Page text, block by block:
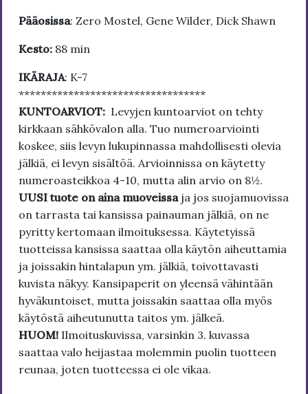
Pääosissa: Zero Mostel, Gene Wilder, Dick Shawn
Kesto: 88 min
IKÄRAJA: K-7
**********************************
KUNTOARVIOT: Levyjen kuntoarviot on tehty
kirkkaan sähkövalon alla. Tuo numeroarviointi
koskee, siis levyn lukupinnassa mahdollisesti olevia
jälkiä, ei levyn sisältöä. Arvioinnissa on käytetty
numeroasteikkoa 4-10, mutta alin arvio on 8½.
UUSI tuote on aina muoveissa ja jos suojamuovissa
on tarrasta tai kansissa painauman jälkiä, on ne
pyritty kertomaan ilmoituksessa. Käytetyissä
tuotteissa kansissa saattaa olla käytön aiheuttamia
ja joissakin hintalapun ym. jälkiä, toivottavasti
kuvista näkyy. Kansipaperit on yleensä vähintään
hyväkuntoiset, mutta joissakin saattaa olla myös
käytöstä aiheutunutta taitos ym. jälkeä.
HUOM! Ilmoituskuvissa, varsinkin 3. kuvassa
saattaa valo heijastaa molemmin puolin tuotteen
reunaa, joten tuotteessa ei ole vikaa.